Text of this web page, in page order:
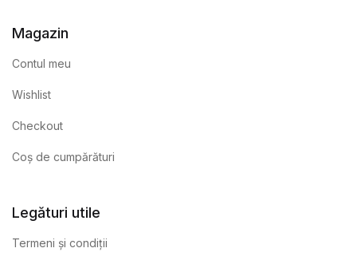
Magazin
Contul meu
Wishlist
Checkout
Coș de cumpărături
Legături utile
Termeni și condiții